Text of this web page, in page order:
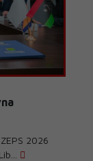
2026